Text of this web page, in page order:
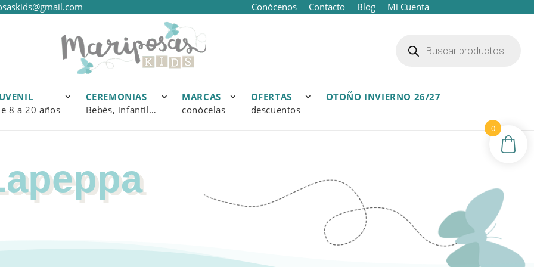
Conócenos Contacto Blog Mi Cuenta
productos
8 a 20 años
CEREMONIAS
Bebés, infantil…
MARCAS
conócelas
OFERTAS
descuentos
OTOÑO INVIERNO 26/27
0